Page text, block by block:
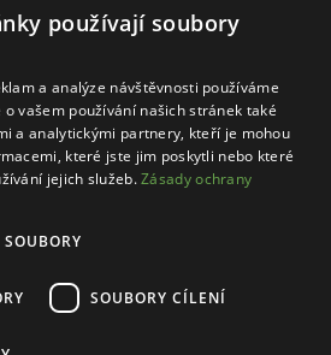
osobních údajů
používají soubory
a analýze návštěvnosti používáme
vašem používání našich stránek také
a analytickými partnery, kteří je mohou
které jste jim poskytli nebo které
jejich služeb.Zásady ochrany
SOUBORY CÍLENÍ